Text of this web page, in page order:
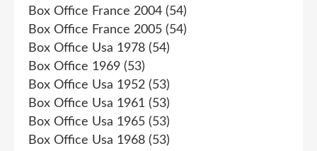
Box Office France 2004 (54)
Box Office France 2005 (54)
Box Office Usa 1978 (54)
Box Office 1969 (53)
Box Office Usa 1952 (53)
Box Office Usa 1961 (53)
Box Office Usa 1965 (53)
Box Office Usa 1968 (53)